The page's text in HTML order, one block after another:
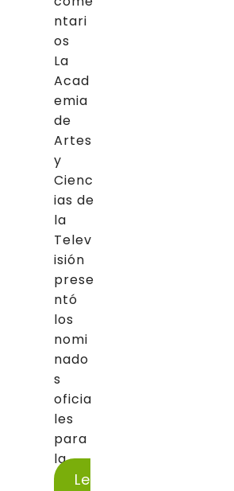
ntari
os
La
Acad
emia
de
Artes
y
Cienc
ias de
la
Telev
isión
prese
ntó
los
nomi
nado
s
oficia
les
para
la...
Le